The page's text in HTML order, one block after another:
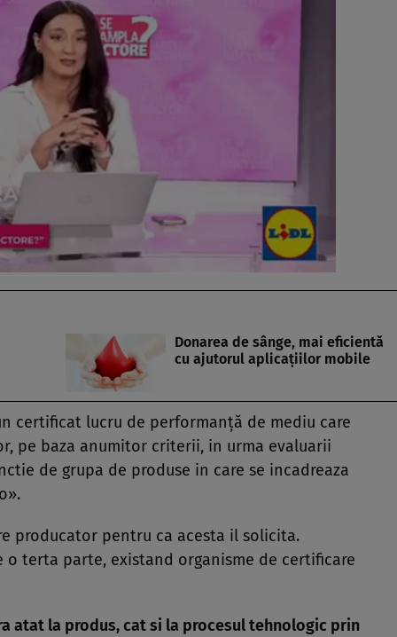
Donarea de sânge, mai eficientă
cu ajutorul aplicaţiilor mobile
certificat lucru de performanţă de mediu care
pe baza anumitor criterii, in urma evaluarii
de grupa de produse in care se incadreaza
producator pentru ca acesta il solicita.
o terta parte, existand organisme de certificare
atat la produs, cat si la procesul tehnologic prin